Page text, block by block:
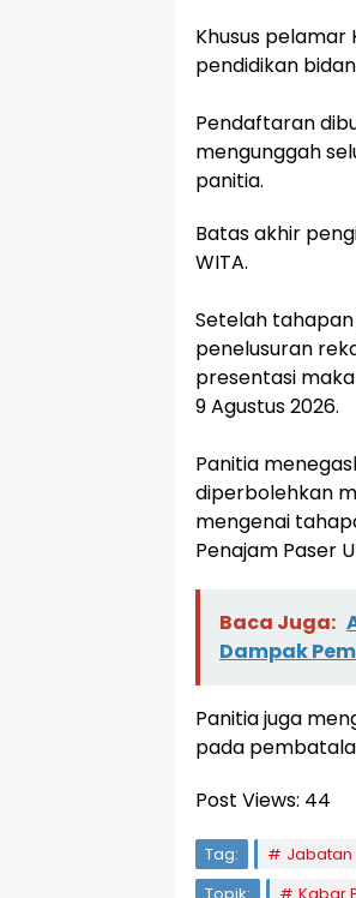
Khusus
pendidikan
‎Pendaftaran
mengunggah
panitia.
Batas akhir
WITA.
‎Setelah
penelusuran
presentasi
9 Agustus 2026.
‎Panitia
diperbolehkan
mengenai
Penajam Paser
Baca Juga:
Dampak
Panitia juga
pada
Post Views: 44
Tag: Jabatan